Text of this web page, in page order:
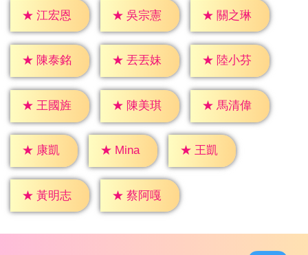
★ 江宏恩 ★ 吳宗憲 ★ 關之琳
★ 陳泰銘 ★ 丟丟妹 ★ 陸小芬
★ 王國旌 ★ 陳美琪 ★ 馬清偉
★ 康凱 ★ Mina ★ 王凱
★ 黃明志 ★ 蔡阿嘎